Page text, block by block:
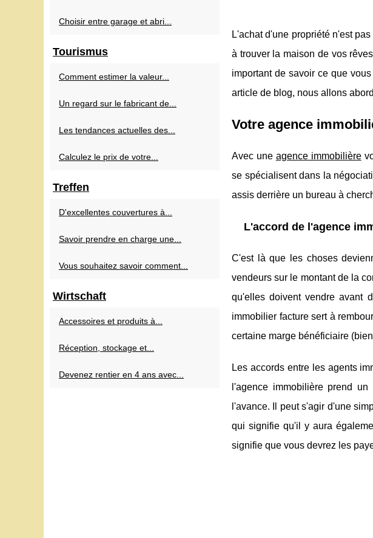
L'achat d'une propriété n'est
à trouver la maison de vos
important de savoir ce que
article de blog, nous allons
Votre agence
Avec une agence immobilière
se spécialisent dans la
assis derrière un bureau à
L'accord de l'agence
C'est là que les choses
vendeurs sur le montant de la
qu'elles doivent vendre avant
immobilier facture sert à
certaine marge bénéficiaire
Les accords entre les agents
l'agence immobilière prend
l'avance. Il peut s'agir d'une
qui signifie qu'il y aura
signifie que vous devrez les
Choisir entre garage et abri...
Tourismus
Comment estimer la valeur...
Un regard sur le fabricant de...
Les tendances actuelles des...
Calculez le prix de votre...
Treffen
D'excellentes couvertures à...
Savoir prendre en charge une...
Vous souhaitez savoir comment...
Wirtschaft
Accessoires et produits à...
Réception, stockage et...
Devenez rentier en 4 ans avec...